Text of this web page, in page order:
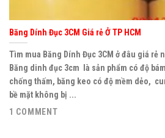
Băng Dính Đục 3CM Giá rẻ Ở TP HCM
Tìm mua Băng Dính Đục 3CM ở đâu giá rẻ
Băng dinh đục 3cm là sản phẩm có độ
chống thấm, băng keo có độ mềm dẻo,
bề mặt không bị ...
1 COMMENT